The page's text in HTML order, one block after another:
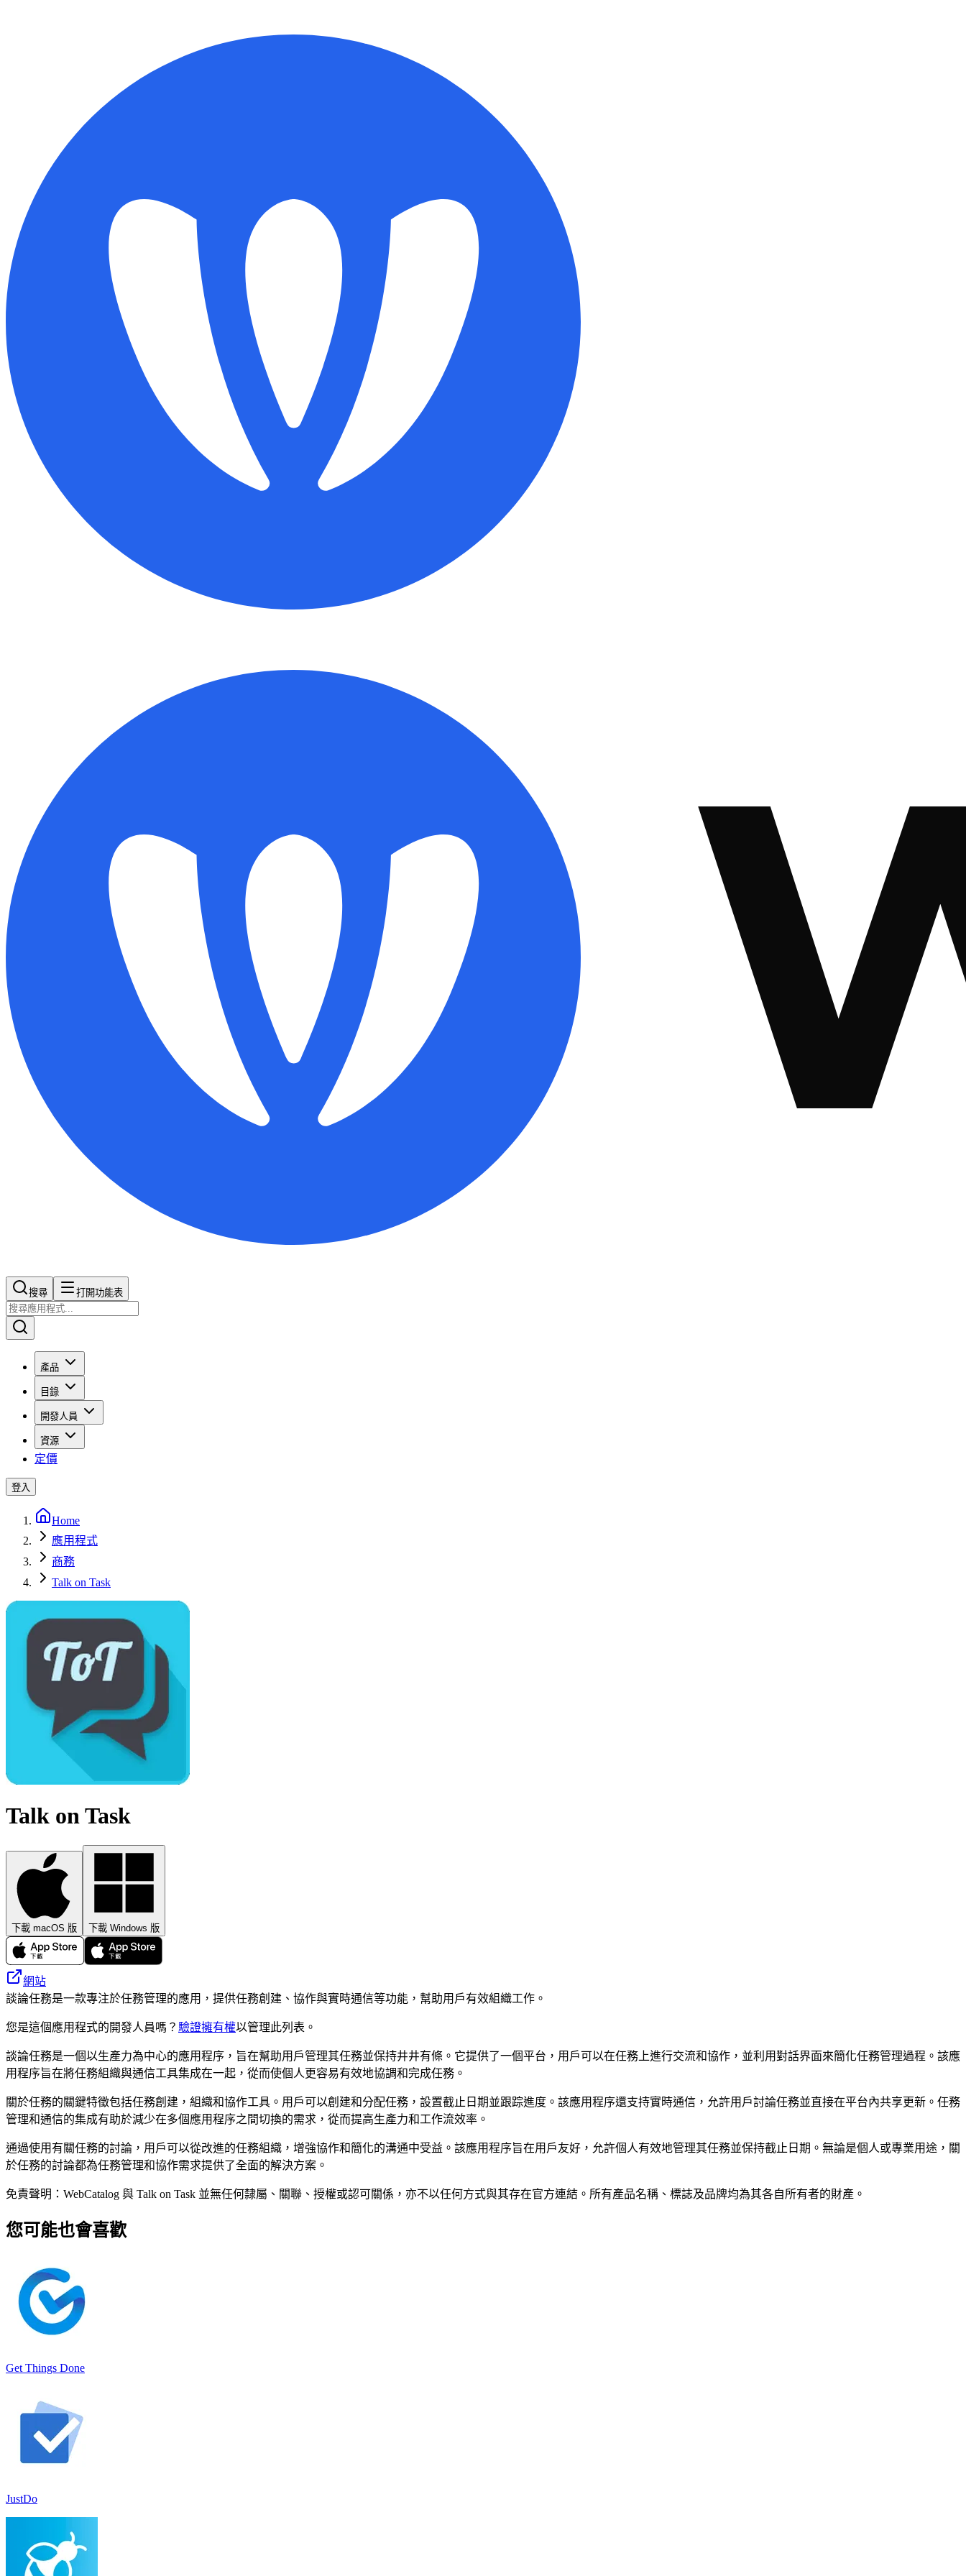
搜尋​​​​ 打開功能表
產品
目錄
開發人員
資源
定價
登入
Home
應用程式
商務
Talk on Task
Talk on Task
下載 macOS 版 下載 Windows 版
網站
談論任務是一款專注於任務管理的應用，提供任務創建、協作與實時通信等功能，幫助用戶有效組織工作。
您是這個應用程式的開發人員嗎？ 驗證擁有權以管理此列表。
談論任務是一個以生產力為中心的應用程序，旨在幫助用戶管理其任務並保持井井有條。它提供了一個平台，用戶可以在任務上進行交流和協作，並利用對話界面來簡化任務管理過程。該應
用程序旨在將任務組織與通信工具集成在一起，從而使個人更容易有效地協調和完成任務。
關於任務的關鍵特徵包括任務創建，組織和協作工具。用戶可以創建和分配任務，設置截止日期並跟踪進度。該應用程序還支持實時通信，允許用戶討論任務並直接在平台內共享更新。任務
管理和通信的集成有助於減少在多個應用程序之間切換的需求，從而提高生產力和工作流效率。
通過使用有關任務的討論，用戶可以從改進的任務組織，增強協作和簡化的溝通中受益。該應用程序旨在用戶友好，允許個人有效地管理其任務並保持截止日期。無論是個人或專業用途，關
於任務的討論都為任務管理和協作需求提供了全面的解決方案。
免責聲明：WebCatalog 與 Talk on Task 並無任何隸屬、關聯、授權或認可關係，亦不以任何方式與其存在官方連結。所有產品名稱、標誌及品牌均為其各自所有者的財產。
您可能也會喜歡
Get Things Done
JustDo